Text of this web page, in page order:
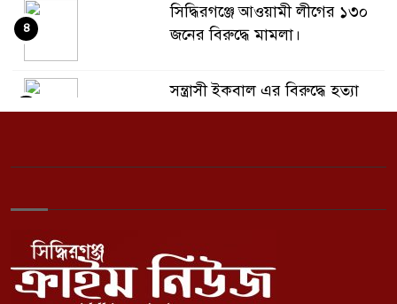
সিদ্ধিরগঞ্জে আওয়ামী লীগের ১৩০
জনের বিরুদ্ধে মামলা।
৪
সন্ত্রাসী ইকবাল এর বিরুদ্ধে হত্যা
মামলার অভিযোগ।
যুবলীগ নেতা টাইগার ফারুকের ভাই
ব্যবসায়ী কে মারধর এর অভিযোগ।
শামীম ওসমান সহ ১২ আসামির
বিরুদ্ধে অভিযোগ গঠনের আদেশ।
৭